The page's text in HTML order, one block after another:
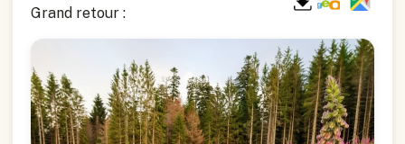
Grand retour :